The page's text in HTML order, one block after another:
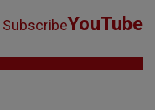
SubscribeYouTube